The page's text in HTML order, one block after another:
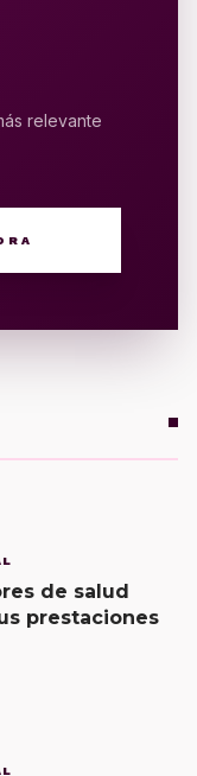
relevante
de salud
prestaciones